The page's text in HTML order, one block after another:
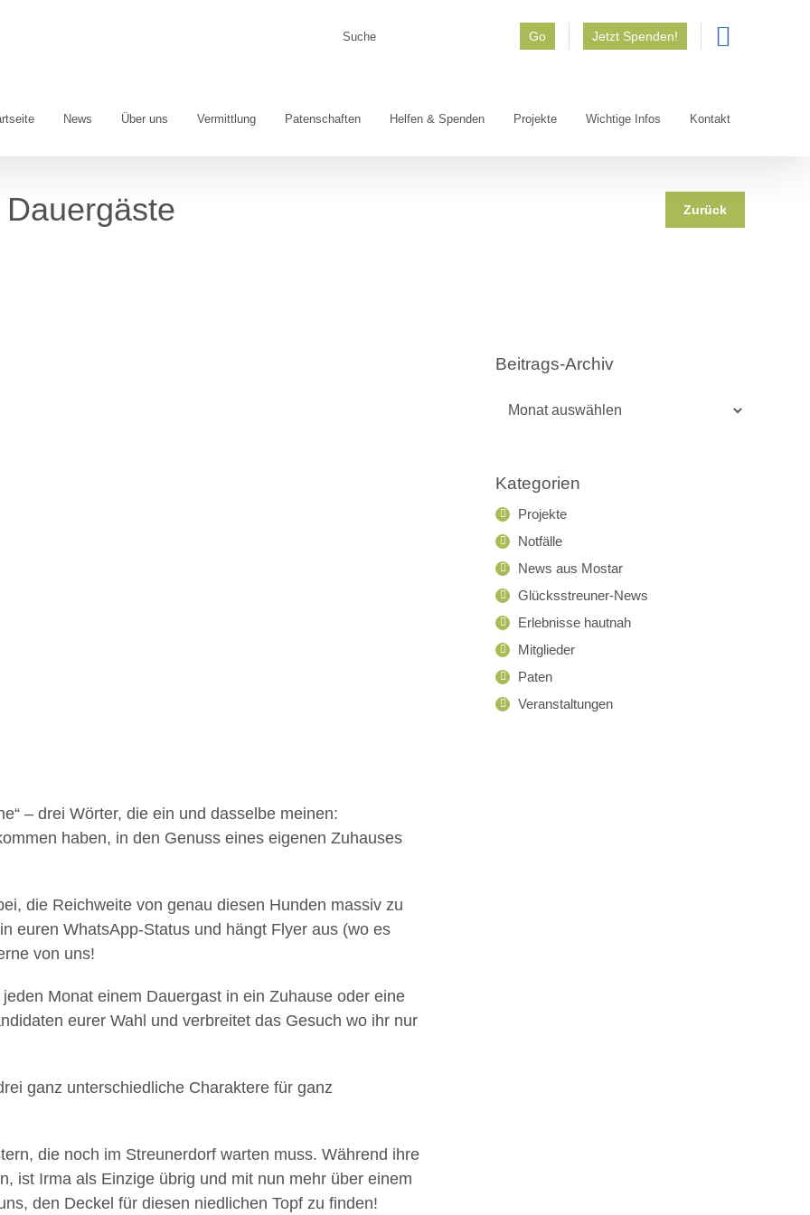
Go Jetzt Spenden!
News Über uns Vermittlung Patenschaften Helfen & Spenden Projekte Wichtige Infos Kontakt
Zurück
– drei Wörter, die ein und dasselbe meinen:
haben, in den Genuss eines eigenen Zuhauses
die Reichweite von genau diesen Hunden massiv zu
euren WhatsApp-Status und hängt Flyer aus (wo es
von uns!
Monat einem Dauergast in ein Zuhause oder eine
eurer Wahl und verbreitet das Gesuch wo ihr nur
ganz unterschiedliche Charaktere für ganz
die noch im Streunerdorf warten muss. Während ihre
ist Irma als Einzige übrig und mit nun mehr über einem
den Deckel für diesen niedlichen Topf zu finden!
Beitrags-Archiv
Kategorien
Projekte
Notfälle
News aus Mostar
Glücksstreuner-News
Erlebnisse hautnah
Mitglieder
Paten
Veranstaltungen